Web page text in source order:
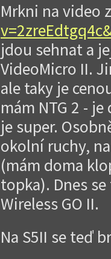
Mrkni na video
jdou sehnat a
VideoMicro II.
ale taky je
mám NTG 2 -
je super.
okolní ruchy,
(mám doma
topka). Dnes
Wireless GO II.
Na S5II se teď